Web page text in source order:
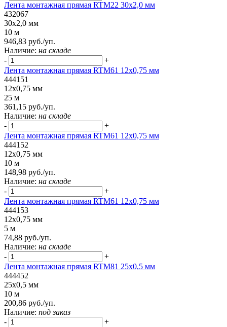
Лента монтажная прямая RTM22 30x2,0 мм
432067
30x2,0 мм
10 м
946,83 руб./уп.
Наличие: на складе
-
+
Лента монтажная прямая RTM61 12x0,75 мм
444151
12x0,75 мм
25 м
361,15 руб./уп.
Наличие: на складе
-
+
Лента монтажная прямая RTM61 12x0,75 мм
444152
12x0,75 мм
10 м
148,98 руб./уп.
Наличие: на складе
-
+
Лента монтажная прямая RTM61 12x0,75 мм
444153
12x0,75 мм
5 м
74,88 руб./уп.
Наличие: на складе
-
+
Лента монтажная прямая RTM81 25x0,5 мм
444452
25x0,5 мм
10 м
200,86 руб./уп.
Наличие: под заказ
-
+